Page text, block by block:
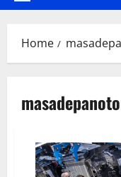
Home